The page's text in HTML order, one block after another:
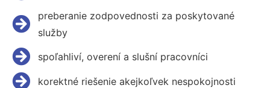
preberanie zodpovednosti za poskytované
služby
spoľahliví, overení a slušní pracovníci
korektné riešenie akejkoľvek nespokojnosti